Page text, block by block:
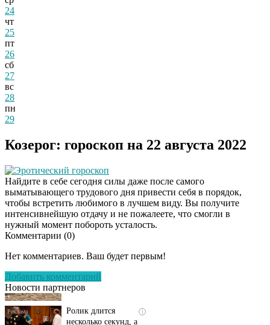
24
чт
25
пт
26
сб
27
вс
28
пн
29
Козерог: гороскоп на 22 августа 2022
Эротический гороскоп
Найдите в себе сегодня силы даже после самого
выматывающего трудового дня привести себя в порядок,
чтобы встретить любимого в лучшем виду. Вы получите
интенсивнейшую отдачу и не пожалеете, что смогли в
нужный момент побороть усталость.
Комментарии (0)
Нет комментариев. Ваш будет первым!
Добавить комментарий
Новости партнеров
Скрытая камера на
люди вытворяют, когда
несколько секунд, а
смеяться вы будете